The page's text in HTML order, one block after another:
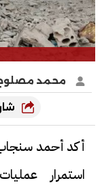
محمد
أكد أحمد سنجاب
استمرار